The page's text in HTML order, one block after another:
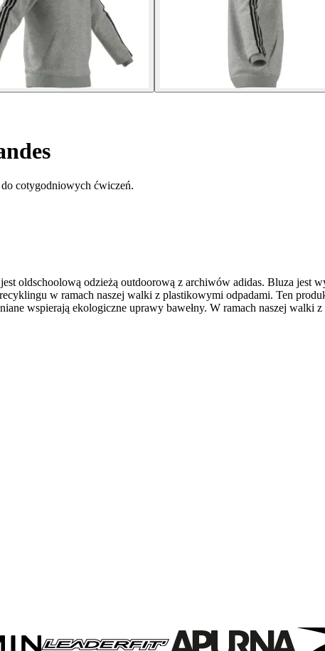
cotygodniowych ćwiczeń.
oldschoolową odzieżą outdoorową z archiwów adidas. Bluza jest
w ramach naszej walki z plastikowymi odpadami. Ten
wspierają ekologiczne uprawy bawełny. W ramach naszej walki